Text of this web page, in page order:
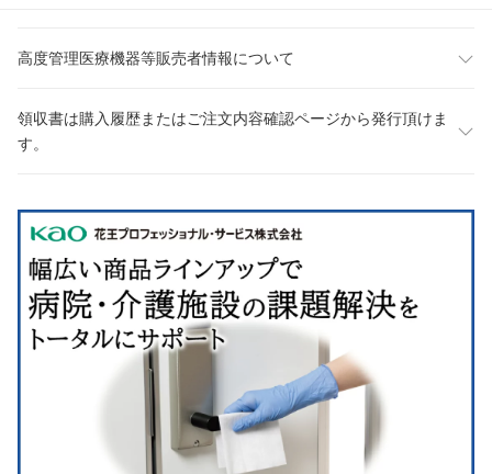
高度管理医療機器等販売者情報について
領収書は購入履歴またはご注文内容確認ページから発行頂けま
す。